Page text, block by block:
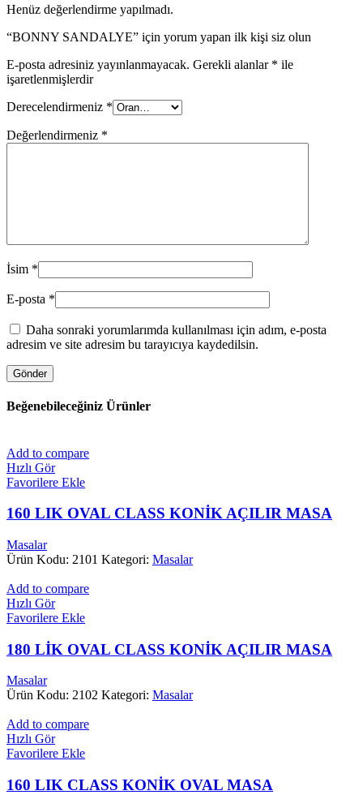
Henüz değerlendirme yapılmadı.
“BONNY SANDALYE” için yorum yapan ilk kişi siz olun
E-posta adresiniz yayınlanmayacak. Gerekli alanlar * ile
işaretlenmişlerdir
Derecelendirmeniz *
Değerlendirmeniz *
İsim *
E-posta *
Daha sonraki yorumlarımda kullanılması için adım, e-posta
adresim ve site adresim bu tarayıcıya kaydedilsin.
Beğenebileceğiniz Ürünler
Add to compare
Hızlı Gör
Favorilere Ekle
160 LIK OVAL CLASS KONİK AÇILIR MASA
Masalar
Ürün Kodu: 2101 Kategori: Masalar
Add to compare
Hızlı Gör
Favorilere Ekle
180 LİK OVAL CLASS KONİK AÇILIR MASA
Masalar
Ürün Kodu: 2102 Kategori: Masalar
Add to compare
Hızlı Gör
Favorilere Ekle
160 LIK CLASS KONİK OVAL MASA